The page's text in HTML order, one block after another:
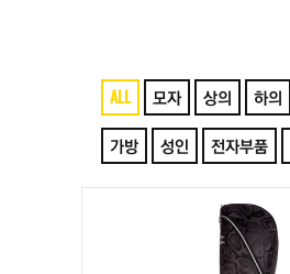
ALL 모자 상의 하의
가방
성인 전자부품